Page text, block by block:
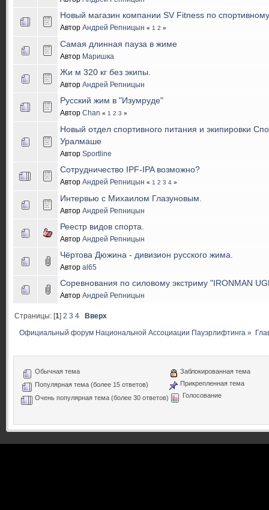
Новый магазин компании SV Fitness по
Автор Андрей Репницын « 1 2 »
Самая длинная пауза в жиме
Автор Маришка
Жи м 320 кг без экипы.
Автор Андрей Репницын
Русский жим в "Изумруде"
Автор Chan « 1 2 3 »
Новый отдел спортивного питания и экипировки
Уралмаше
Автор Sportline
Сотрудничество IPF-IPA возможно?
Автор Андрей Репницын « 1 2 3 4»
Интервью с Михаилом Глазуновым.
Автор Андрей Репницын
Реестр видов спорта.
Автор Андрей Репницын
Чёртова Дюжина - дивизион русского жима.
Автор al65
Соревнования по силовому экстриму "IRONMAN
Автор Андрей Репницын
Страницы: [1]2 3 4 Вверх
Официальный форум Национальной Ассоциации Пауэрлифтинга »
Обычная тема
Популярная тема (более 15 ответов)
Очень популярная тема (более 30 ответов)
Заблокированная тема
Прикрепленная тема
Голосование